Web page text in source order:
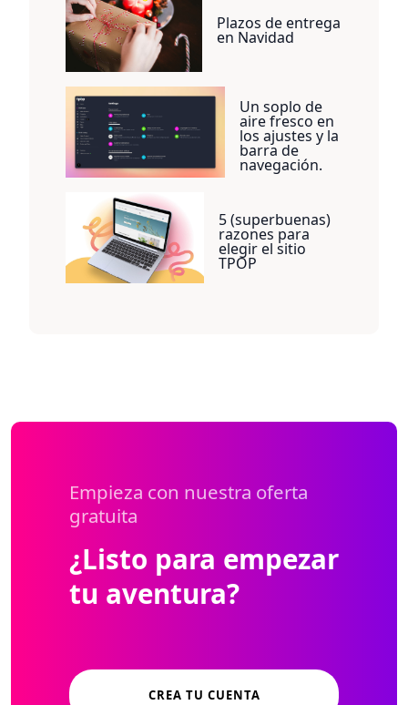
Plazos de entrega
en Navidad
Un soplo de
aire fresco en
los ajustes y la
barra de
navegación.
5 (superbuenas)
razones para
elegir el sitio
TPOP
Empieza con nuestra oferta
gratuita
¿Listo para empezar
tu aventura?
CREA TU CUENTA